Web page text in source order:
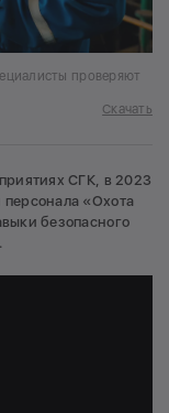
проверяют
Скачать
СГК, в 2023
«Охота
безопасного